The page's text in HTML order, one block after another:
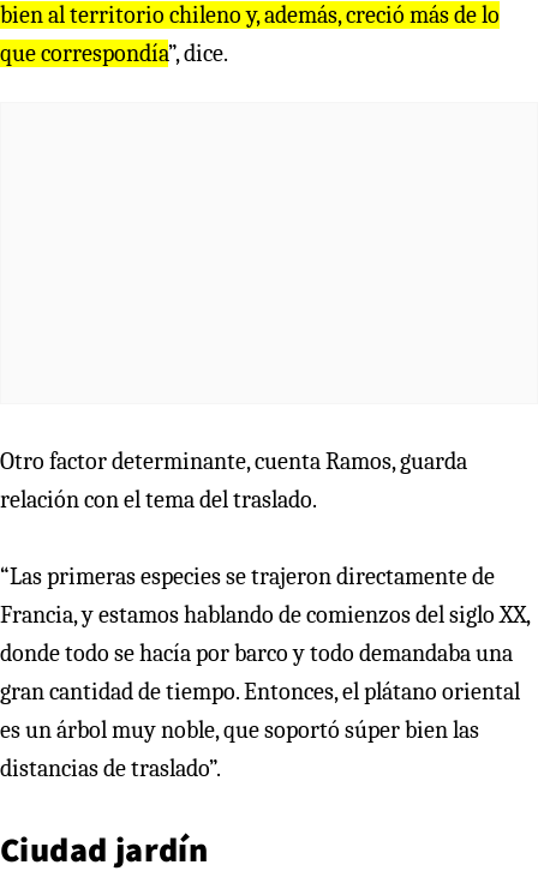
bien al territorio chileno y, además, creció más de lo
que correspondía”, dice.
Otro factor determinante, cuenta Ramos, guarda
relación con el tema del traslado.
“Las primeras especies se trajeron directamente de
Francia, y estamos hablando de comienzos del siglo XX,
donde todo se hacía por barco y todo demandaba una
gran cantidad de tiempo. Entonces, el plátano oriental
es un árbol muy noble, que soportó súper bien las
distancias de traslado”.
Ciudad jardín